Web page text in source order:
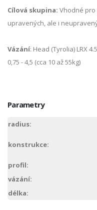
Cílová skupina: Vhodné
upravených, ale i
Vázání: Head (Tyrolia) LRX
0,75 - 4,5 (cca 10 až 55kg)
Parametry
radius:
konstrukce:
profil:
vázání:
délka: